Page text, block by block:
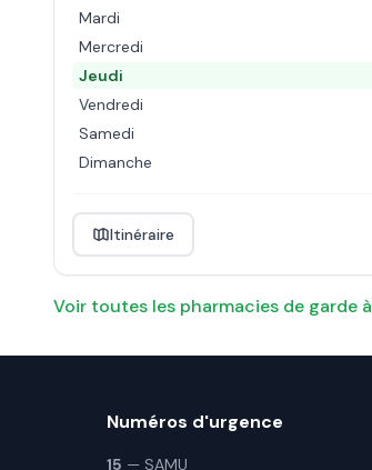
Mardi
Mercredi
Jeudi
Vendredi
Samedi
Dimanche
Itinéraire
Voir toutes les pharmacies de garde à
Numéros d'urgence
15 — SAMU